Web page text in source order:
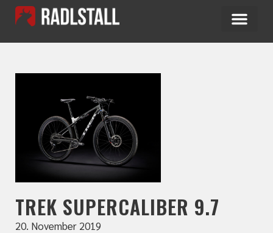
TREK SUPERCALIBER 9.7
20. November 2019